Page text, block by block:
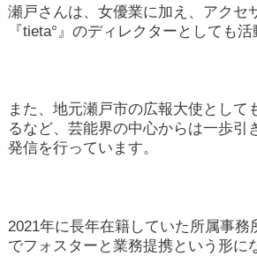
瀬戸さんは、女優業に加え、アクセ
『tieta°』のディレクターとしても活
また、地元瀬戸市の広報大使として
るなど、芸能界の中心からは一歩引
発信を行っています。
2021年に長年在籍していた所属事務
でフォスターと業務提携という形に